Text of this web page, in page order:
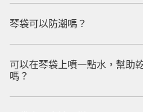
琴袋可以防潮嗎？
可以在琴袋上噴一點水，幫助
嗎？